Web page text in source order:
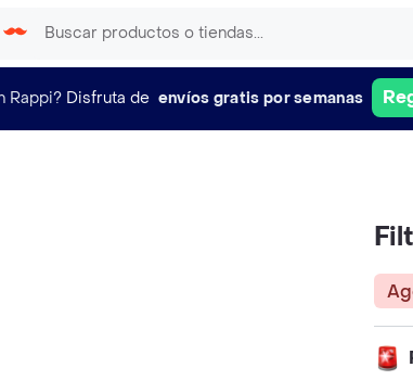
Rappi? Disfruta de envíos gratis por semanas